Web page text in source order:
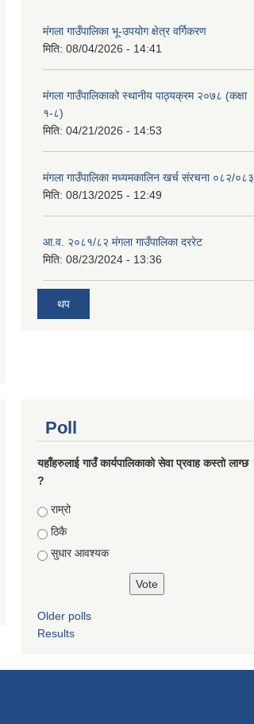
मंगला गाउँपालिका भू-उपयोग क्षेत्र वर्गिकरण
मिति: 08/04/2026 - 14:41
मंगला गाउँपालिकाको स्थानीय पाठ्यक्रम २०७८ (कक्षा
१-८)
मिति: 04/21/2026 - 14:53
मंगला गाउँपालिका मध्यमकालिन खर्च संरचना ०८२/०८३
मिति: 08/13/2025 - 12:49
आ.व. २०८१/८२ मंगला गाउँपालिका दररेट
मिति: 08/23/2024 - 13:36
थप
Poll
यहाँहरुलाई गाउँ कार्यपालिकाको सेवा प्रवाह कस्तो लाग्छ
?
Choices
राम्रो
ठिकै
सुधार आवश्यक
Older polls
Results